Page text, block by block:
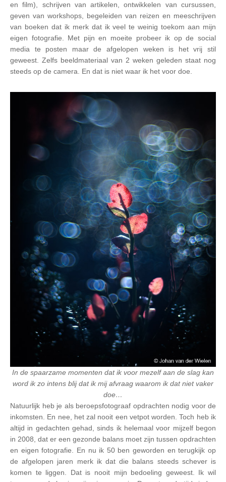
en film), schrijven van artikelen, ontwikkelen van cursussen,
geven van workshops, begeleiden van reizen en meeschrijven
van boeken dat ik merk dat ik veel te weinig toekom aan mijn
eigen fotografie. Met pijn en moeite probeer ik op de social
media te posten maar de afgelopen weken is het vrij stil
geweest. Zelfs beeldmateriaal van 2 weken geleden staat nog
steeds op de camera. En dat is niet waar ik het voor doe.
In de spaarzame momenten dat ik voor mezelf aan de slag kan
word ik zo intens blij dat ik mij afvraag waarom ik dat niet vaker
doe…
Natuurlijk heb je als beroepsfotograaf opdrachten nodig voor de
inkomsten. En nee, het zal nooit een vetpot worden. Toch heb ik
altijd in gedachten gehad, sinds ik helemaal voor mijzelf begon
in 2008, dat er een gezonde balans moet zijn tussen opdrachten
en eigen fotografie. En nu ik 50 ben geworden en terugkijk op
de afgelopen jaren merk ik dat die balans steeds schever is
komen te liggen. Dat is nooit mijn bedoeling geweest. Ik wil